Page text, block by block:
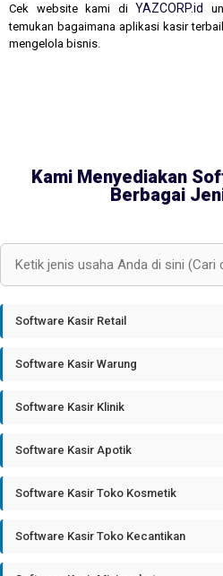
Cek website kami di YAZCORP.id
temukan bagaimana aplikasi kasir
mengelola bisnis.
Kami Menyediakan
Berbagai
Software Kasir Retail
Software Kasir Warung
Software Kasir Klinik
Software Kasir Apotik
Software Kasir Toko Kosmetik
Software Kasir Toko Kecantikan